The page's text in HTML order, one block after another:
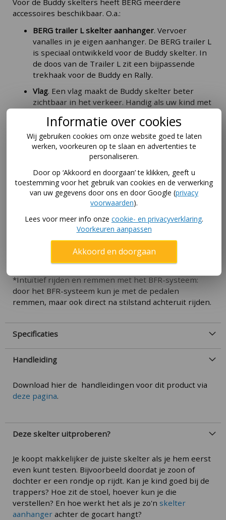
accessoires beschikbaar. O.a.:
BERG trailer L skelter aanhanger. Vervoer
vanalles in je eigen aanhanger. De BERG trailer L
is speciaal ontwikkeld voor de Buddy skelter. In
de doos van de Trailer L zit een bijpassende
trekhaak voor de Buddy en Rally.
Vlag. Een vlag maakt de Buddy skelter beter
zichtbaar in het verkeer. Handig als uw kind met
er mooi bovenuit.
Zwaailamp op stang. Een vlag is niet altijd
voldoende, met een zwaailamp op een stang val
je pas echt goed op. "Kijk ui, ik kom er aan!"
Waarom kiezen voor de BERG Buddy Retro Green?
banden voor een stijlvolle look.
*Ultiem rijcomfort: comfortabele luchtbanden en een
schommelas voor stabiele ritten.
*Groet met je mee: de verstelbare stoel zorgt voor
*Intuïtief rijden en remmen met het BFR-systeem:
door het BFR-systeem kun je met de pedalen
remmen, maar ook direct na stilstand achteruit rijden.
Specificaties
Handleiding
Download hier de handleidingen voor dit product via
deze pagina.
Deze skelter uitproberen?
Je koopt makkelijker de juiste skelter als je hem eerst
even kunt testen. Bijvoorbeeld doordat je zoon of
dochter er een rondje op rijdt. Kan je kind goed bij de
trappers? Hoe zit de stoel, hoever kun je die
verstellen? En hoe werkt het als je zo'n skelter
aanhanger achter de gocart hangt?
Informatie over cookies
Wij gebruiken cookies om onze website goed te laten
werken, voorkeuren op te slaan en advertenties te
personaliseren.
Door op ‘Akkoord en doorgaan’ te klikken, geeft u
toestemming voor het gebruik van cookies en de verwerking
van uw gegevens door ons en door Google (privacy
voorwaarden).
Lees voor meer info onze cookie- en privacyverklaring.
Voorkeuren aanpassen
Akkoord en doorgaan